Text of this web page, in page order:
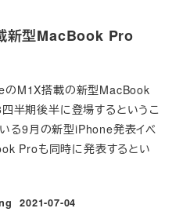
新型MacBook Pro
のM1X搭載の新型MacBook
半期後半に登場するというこ
る9月の新型iPhone発表イベ
Proも同時に発表するとい
投稿日
2021-07-04